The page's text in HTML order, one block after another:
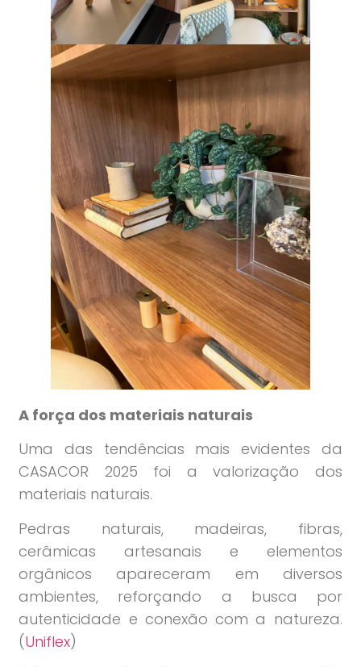
A força dos materiais naturais
Uma das tendências mais evidentes da
CASACOR 2025 foi a valorização dos
materiais naturais.
Pedras naturais, madeiras, fibras,
cerâmicas artesanais e elementos
orgânicos apareceram em diversos
ambientes, reforçando a busca por
autenticidade e conexão com a natureza.
(Uniflex)